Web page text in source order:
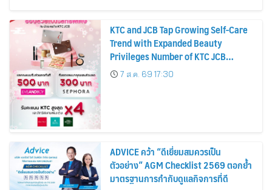
KTC and JCB Tap Growing Self-Care
Trend with Expanded Beauty
Privileges Number of KTC JCB
Cardmembers Spending on
Cosmetics Rises 26%
7 ส.ค. 69 17:30
ADVICE คว้า “ดีเยี่ยมสมควรเป็น
ตัวอย่าง” AGM Checklist 2569 ตอกย้ำ
มาตรฐานการกำกับดูแลกิจการที่ดี